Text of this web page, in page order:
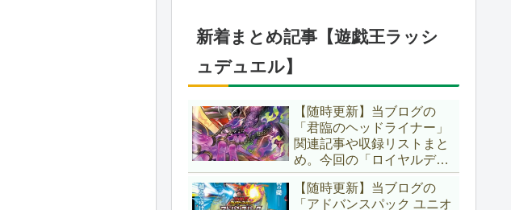
ージした『リビングデッド
の呼び声』関連に注目が集
新着まとめ記事【遊戯王ラッシ
ュデュエル】
【随時更新】当ブログの
「君臨のヘッドライナー」
関連記事や収録リストまと
め。今回の「ロイヤルデモ
ンズ」は相手モンスターを
リリース！！また、新テー
【随時更新】当ブログの
「アドバンスパック ユニオ